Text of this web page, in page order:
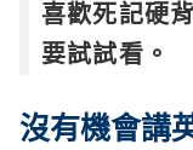
喜歡死記硬
要試試看。
沒有機會講